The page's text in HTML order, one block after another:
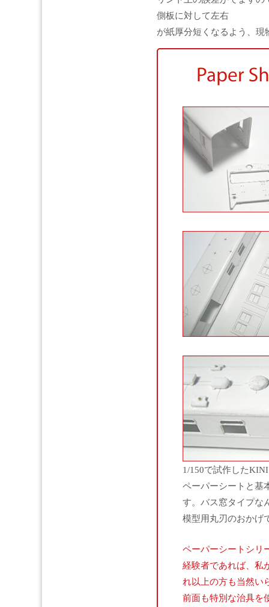
側板に対して左右
が紙厚分短くなるよう、
1/150で試作した
ペーパーシートと基
す。バス窓タイプな
模型用丸刃のおかげ
ペーパーシートシリ
経験者であれば、私
れ以上の方も当然い
前面も特別な治具を